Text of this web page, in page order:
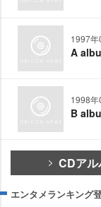
1997
A
1998
B
CDア
エンタメランキング